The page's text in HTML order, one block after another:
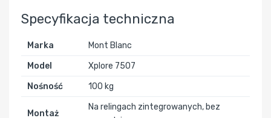
Specyfikacja techniczna
Marka
Mont Blanc
Model
Xplore 7507
Nośność
100 kg
Montaż
Na relingach zintegrowanych, bez